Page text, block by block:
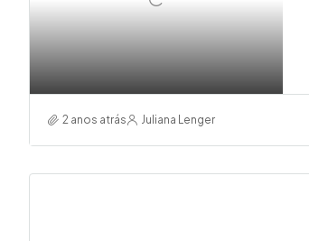
2 anos atrás Juliana Lenger